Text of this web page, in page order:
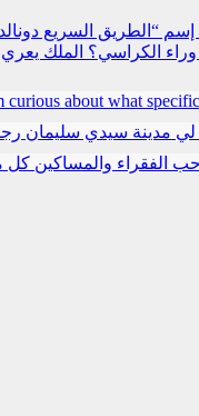
“الطريق السريع
الكراسي؟ الملك يعري
about what
لي مدينة سيدي سليمان
والمساكين كل